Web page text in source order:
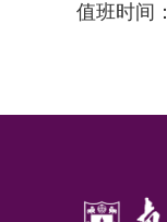
值班时间：